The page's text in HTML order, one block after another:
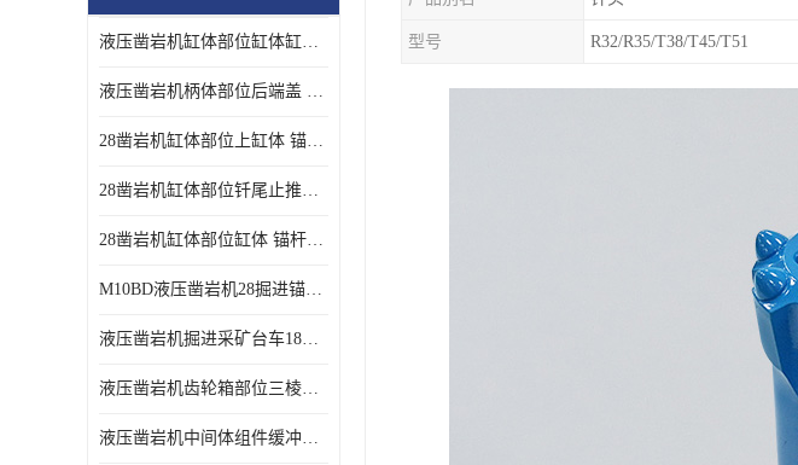
液压凿岩机缸体部位缸体缸壳 凿岩台车18kw功率凿岩机易磨损耗件
液压凿岩机柄体部位后端盖 地下采矿台车18kw凿岩机易耗损件
28凿岩机缸体部位上缸体 锚杆凿岩台车10KW液压凿岩机零配件
28凿岩机缸体部位钎尾止推套 锚杆钻车10KW液压凿岩机零配件
28凿岩机缸体部位缸体 锚杆掘进钻车10KW液压凿岩机零配件
M10BD液压凿岩机28掘进锚杆台车10KW液压凿岩机
液压凿岩机掘进采矿台车18KW液压凿岩机
液压凿岩机齿轮箱部位三棱套 掘进凿岩台车18KW液压凿岩机配件
液压凿岩机中间体组件缓冲活塞 地下采矿台车18kw凿岩机活塞配件
型号 R32/R35/T38/T45/T51